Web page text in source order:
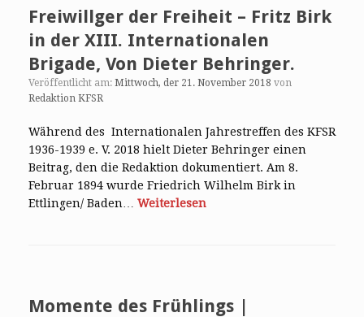
Freiwillger der Freiheit – Fritz Birk
in der XIII. Internationalen
Brigade, Von Dieter Behringer.
Veröffentlicht am: Mittwoch, der 21. November 2018 von
Redaktion KFSR
Während des Internationalen Jahrestreffen des KFSR
1936-1939 e. V. 2018 hielt Dieter Behringer einen
Beitrag, den die Redaktion dokumentiert. Am 8.
Februar 1894 wurde Friedrich Wilhelm Birk in
Ettlingen/ Baden… Weiterlesen
Momente des Frühlings |